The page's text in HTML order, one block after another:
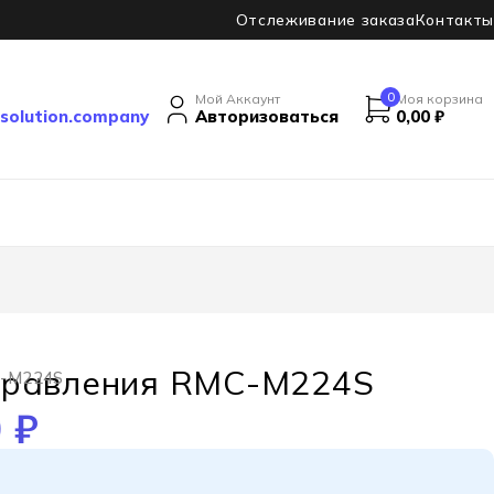
Отслеживание заказаКонтакты
Мой Аккаунт
Авторизоваться
0 Моя корзина
0,00 ₽
M224S RMC-M224S
₽